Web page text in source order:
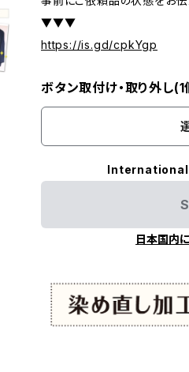
▼▼▼
https://is.gd/cpkYgp
ボタン取付け・取り外し(1
日本国内